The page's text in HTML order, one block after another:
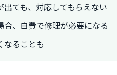
ても、対応してもらえない
、自費で修理が必要になる
なることも